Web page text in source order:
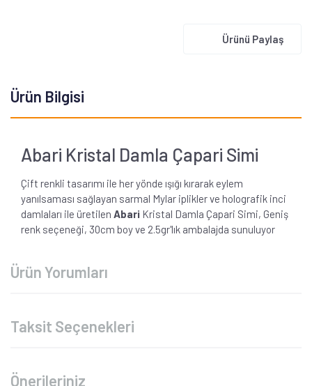
Ürünü Paylaş
Ürün Bilgisi
Abari Kristal Damla Çapari Simi
Çift renkli tasarımı ile her yönde ışığı kırarak eylem
yanılsaması sağlayan sarmal Mylar iplikler ve holografik inci
damlaları ile üretilen Abari Kristal Damla Çapari Simi, Geniş
renk seçeneği, 30cm boy ve 2.5gr'lık ambalajda sunuluyor
Ürün Yorumları
Taksit Seçenekleri
Önerileriniz